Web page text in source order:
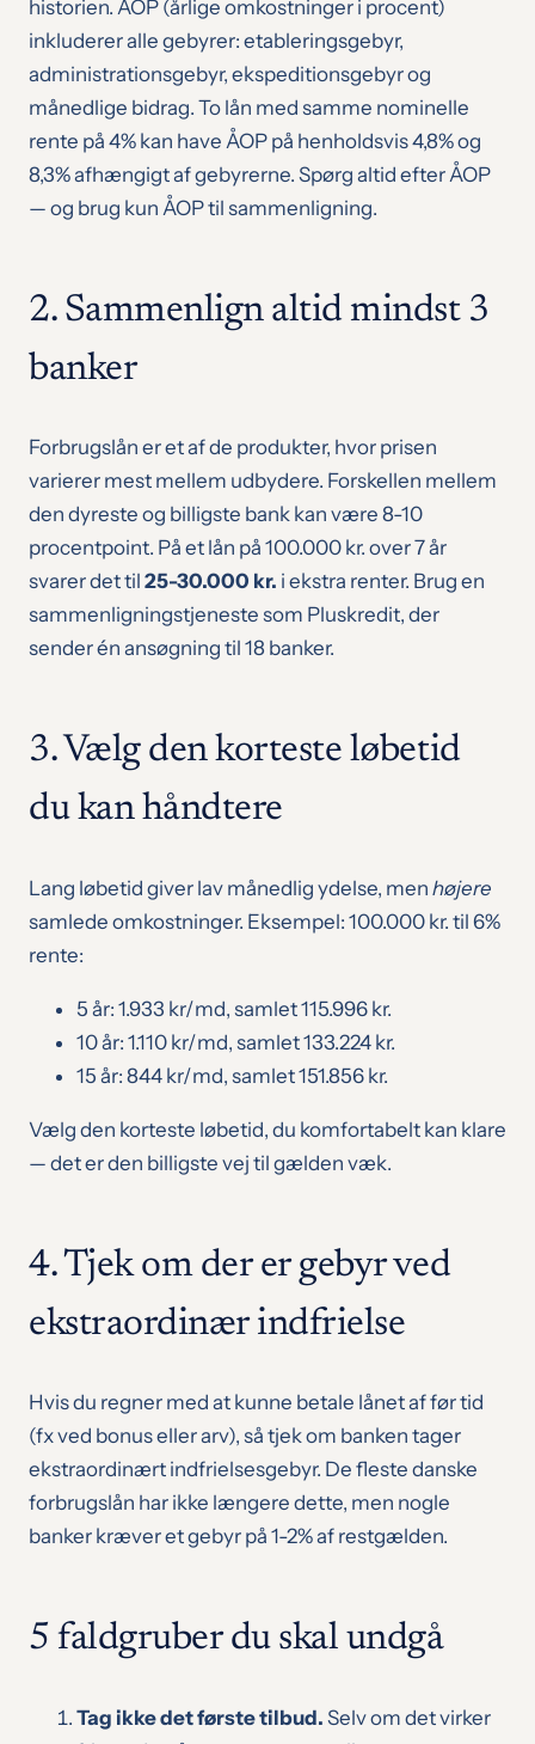
historien. ÅOP (årlige omkostninger i procent)
inkluderer alle gebyrer: etableringsgebyr,
administrationsgebyr, ekspeditionsgebyr og
månedlige bidrag. To lån med samme nominelle
rente på 4% kan have ÅOP på henholdsvis 4,8% og
8,3% afhængigt af gebyrerne. Spørg altid efter ÅOP
— og brug kun ÅOP til sammenligning.
2. Sammenlign altid mindst 3
banker
Forbrugslån er et af de produkter, hvor prisen
varierer mest mellem udbydere. Forskellen mellem
den dyreste og billigste bank kan være 8-10
procentpoint. På et lån på 100.000 kr. over 7 år
svarer det til 25-30.000 kr. i ekstra renter. Brug en
sammenligningstjeneste som Pluskredit, der
sender én ansøgning til 18 banker.
3. Vælg den korteste løbetid
du kan håndtere
Lang løbetid giver lav månedlig ydelse, men højere
samlede omkostninger. Eksempel: 100.000 kr. til 6%
rente:
5 år: 1.933 kr/md, samlet 115.996 kr.
10 år: 1.110 kr/md, samlet 133.224 kr.
15 år: 844 kr/md, samlet 151.856 kr.
Vælg den korteste løbetid, du komfortabelt kan klare
— det er den billigste vej til gælden væk.
4. Tjek om der er gebyr ved
ekstraordinær indfrielse
Hvis du regner med at kunne betale lånet af før tid
(fx ved bonus eller arv), så tjek om banken tager
ekstraordinært indfrielsesgebyr. De fleste danske
forbrugslån har ikke længere dette, men nogle
banker kræver et gebyr på 1-2% af restgælden.
5 faldgruber du skal undgå
Tag ikke det første tilbud. Selv om det virker